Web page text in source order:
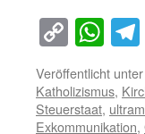
Copy
Link
Veröffentlicht unter
Katholizismus,
Steuerstaat,
Exkommunikation,